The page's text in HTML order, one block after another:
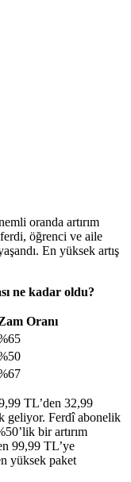
oranda artırım
öğrenci ve aile
En yüksek artış
ne kadar oldu?
Oranı
TL’den 32,99
geliyor. Ferdî abonelik
bir artırım
99,99 TL’ye
yüksek paket